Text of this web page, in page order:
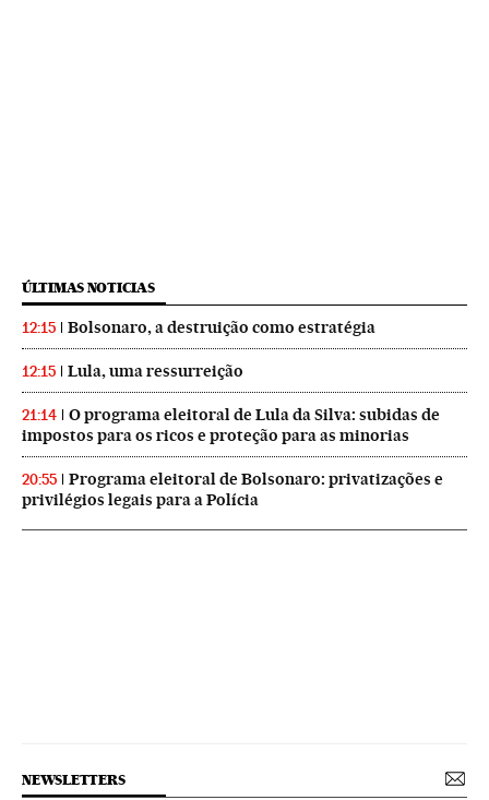
ÚLTIMAS NOTICIAS
12:15 Bolsonaro, a destruição como estratégia
12:15 Lula, uma ressurreição
21:14
O programa eleitoral de Lula da Silva: subidas de
impostos para os ricos e proteção para as minorias
20:55
Programa eleitoral de Bolsonaro: privatizações e
privilégios legais para a Polícia
NEWSLETTERS